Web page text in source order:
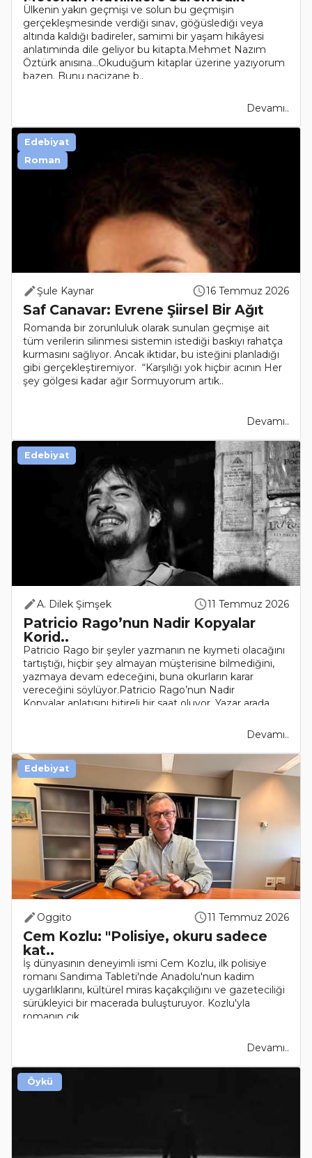
Ülkenin yakın geçmişi ve solun bu geçmişin
gerçekleşmesinde verdiği sınav, göğüslediği veya
altında kaldığı badireler, samimi bir yaşam hikâyesi
anlatımında dile geliyor bu kitapta.Mehmet Nazım
Öztürk anısına...Okuduğum kitaplar üzerine yazıyorum
bazen. Bunu naçizane b..
Devamı..
Şule Kaynar 16 Temmuz 2026
Saf Canavar: Evrene Şiirsel Bir Ağıt
Romanda bir zorunluluk olarak sunulan geçmişe ait
tüm verilerin silinmesi sistemin istediği baskıyı rahatça
kurmasını sağlıyor. Ancak iktidar, bu isteğini planladığı
gibi gerçekleştiremiyor. “Karşılığı yok hiçbir acının Her
şey gölgesi kadar ağır Sormuyorum artık..
Devamı..
Edebiyat
Roman
A. Dilek Şimşek 11 Temmuz 2026
Patricio Rago’nun Nadir Kopyalar
Korid..
Patricio Rago bir şeyler yazmanın ne kıymeti olacağını
tartıştığı, hiçbir şey almayan müşterisine bilmediğini,
yazmaya devam edeceğini, buna okurların karar
vereceğini söylüyor.Patricio Rago’nun Nadir
Kopyalar anlatısını bitireli bir saat oluyor. Yazar arada ..
Devamı..
Edebiyat
Oggito 11 Temmuz 2026
Cem Kozlu: "Polisiye, okuru sadece
kat..
İş dünyasının deneyimli ismi Cem Kozlu, ilk polisiye
romanı Sandima Tableti'nde Anadolu'nun kadim
uygarlıklarını, kültürel miras kaçakçılığını ve gazeteciliği
sürükleyici bir macerada buluşturuyor. Kozlu'yla
romanın çık..
Devamı..
Edebiyat
Öykü